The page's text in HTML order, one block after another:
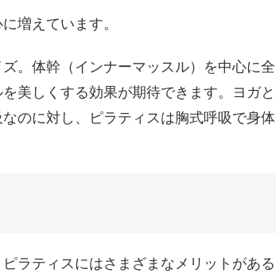
増えています。
。体幹（インナーマッスル）を中心に全
美しくする効果が期待できます。ヨガと
のに対し、ピラティスは胸式呼吸で身体
ラティスにはさまざまなメリットがある